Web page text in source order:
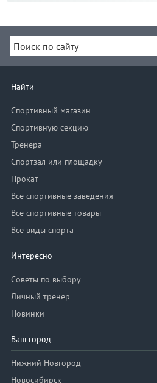
Найти
Спортивный магазин
Спортивную секцию
Тренера
Спортзал или площадку
Прокат
Все спортивные заведения
Все спортивные товары
Все виды спорта
Интересно
Советы по выбору
Личный тренер
Новинки
Ваш город
Нижний Новгород
Новосибирск